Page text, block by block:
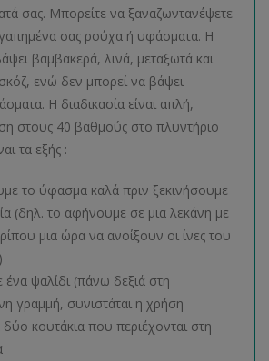
σας. Μπορείτε να ξαναζωντανέψετε
σας ρούχα ή υφάσματα. Η
βαμβακερά, λινά, μεταξωτά και
ενώ δεν μπορεί να βάψει
Η διαδικασία είναι απλή,
στους 40 βαθμούς στο πλυντήριο
τα εξής :
το ύφασμα καλά πριν ξεκινήσουμε
(δηλ. το αφήνουμε σε μια λεκάνη με
μια ώρα να ανοίξουν οι ίνες του
ψαλίδι (πάνω δεξιά στη
γραμμή, συνιστάται η χρήση
δύο κουτάκια που περιέχονται στη